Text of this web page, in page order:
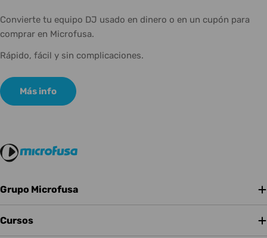
Convierte tu equipo DJ usado en dinero o en un cupón para
comprar en Microfusa.
Rápido, fácil y sin complicaciones.
Más info
Grupo Microfusa
Cursos